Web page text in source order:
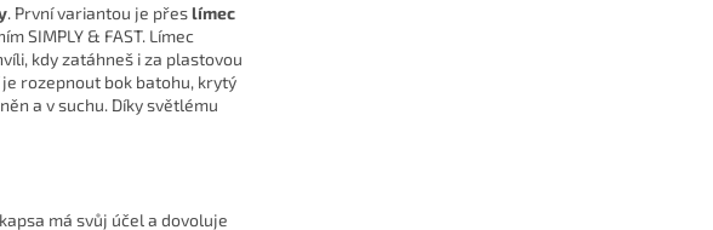
. První variantou je přeslímec
SIMPLY & FAST. Límec
kdy zatáhneš i za plastovou
rozepnout bok batohu, krytý
a v suchu. Díky světlému
má svůj účel a dovoluje